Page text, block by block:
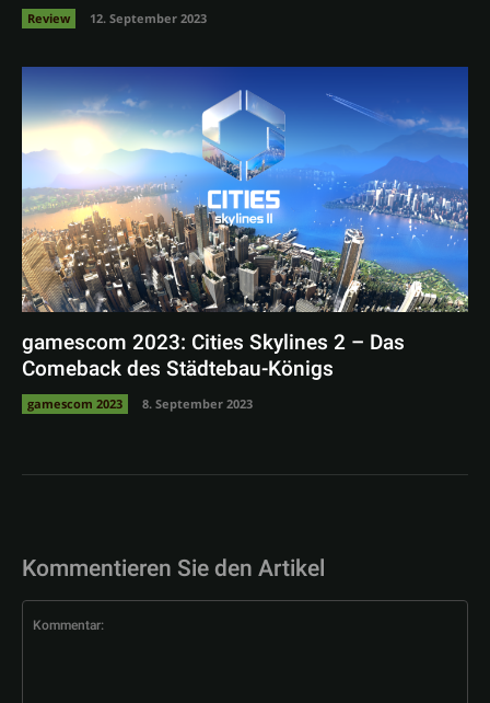
Review 12. September 2023
gamescom 2023: Cities Skylines 2 – Das
Comeback des Städtebau-Königs
gamescom 2023 8. September 2023
Kommentieren Sie den Artikel